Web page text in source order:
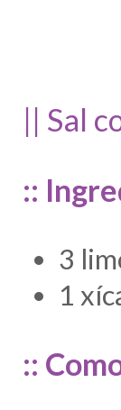
|| Sal
::
3
1
::